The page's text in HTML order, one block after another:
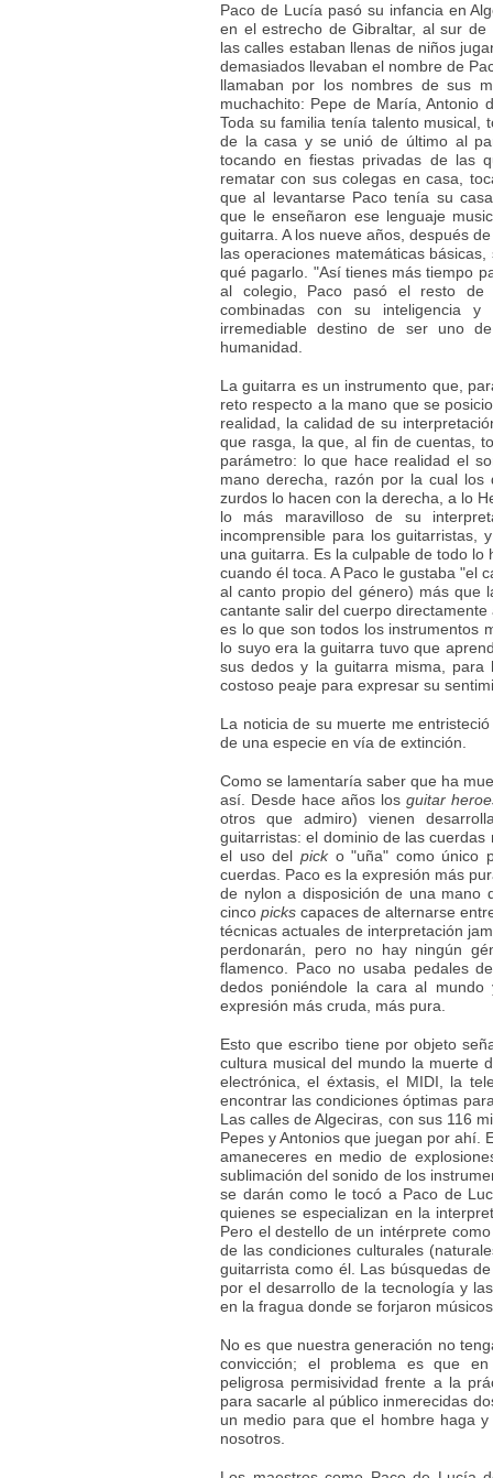
Paco de Lucía pasó su infancia en
en el estrecho de Gibraltar, al sur de
las calles estaban llenas de niños
demasiados llevaban el nombre de
llamaban por los nombres de sus
muchachito: Pepe de María, Antonio
Toda su familia tenía talento musical,
de la casa y se unió de último al
tocando en fiestas privadas de las
rematar con sus colegas en casa,
que al levantarse Paco tenía su
que le enseñaron ese lenguaje
guitarra. A los nueve años, después
las operaciones matemáticas
qué pagarlo. "Así tienes más tiempo
al colegio, Paco pasó el resto de
combinadas con su inteligencia
irremediable destino de ser uno
humanidad.
La guitarra es un instrumento que,
reto respecto a la mano que se
realidad, la calidad de su
que rasga, la que, al fin de cuentas,
parámetro: lo que hace realidad el
mano derecha, razón por la cual
zurdos lo hacen con la derecha, a lo
lo más maravilloso de su
incomprensible para los guitarristas,
una guitarra. Es la culpable de todo
cuando él toca. A Paco le gustaba "el
al canto propio del género) más que
cantante salir del cuerpo
es lo que son todos los instrumentos
lo suyo era la guitarra tuvo que
sus dedos y la guitarra misma,
costoso peaje para expresar su
La noticia de su muerte me
de una especie en vía de extinción.
Como se lamentaría saber que ha
así. Desde hace años losguitar
otros que admiro) vienen
guitarristas: el dominio de las
el uso del pick o "uña" como único
cuerdas. Paco es la expresión más
de nylon a disposición de una mano
cincopicks capaces de alternarse
técnicas actuales de interpretación
perdonarán, pero no hay ningún
flamenco. Paco no usaba pedales
dedos poniéndole la cara al
expresión más cruda, más pura.
Esto que escribo tiene por objeto
cultura musical del mundo la muerte
electrónica, el éxtasis, el MIDI, la
encontrar las condiciones óptimas
Las calles de Algeciras, con sus 116
Pepes y Antonios que juegan por ahí.
amaneceres en medio de
sublimación del sonido de los
se darán como le tocó a Paco de
quienes se especializan en la
Pero el destello de un intérprete
de las condiciones culturales
guitarrista como él. Las búsquedas
por el desarrollo de la tecnología y
en la fragua donde se forjaron
No es que nuestra generación no
convicción; el problema es que
peligrosa permisividad frente a la
para sacarle al público inmerecidas
un medio para que el hombre haga
nosotros.